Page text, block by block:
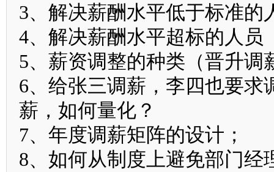
3、解决薪酬水平低于标准
4、解决薪酬水平超标的人员
5、薪资调整的种类（晋升
6、给张三调薪，李四也要
薪，如何量化？
7、年度调薪矩阵的设计；
8、如何从制度上避免部门